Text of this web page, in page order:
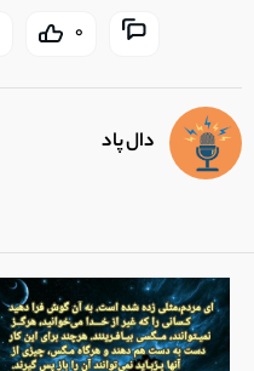
0
دال پاد